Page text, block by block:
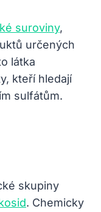
suroviny,
určených
látka
kteří hledají
sulfátům.
skupiny
. Chemicky